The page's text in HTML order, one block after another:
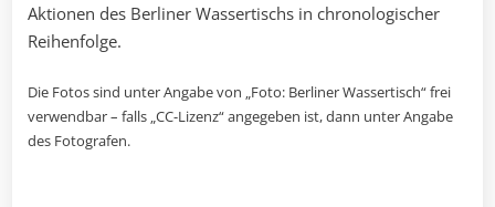
Aktionen des Berliner Wassertischs in chronologischer
Reihenfolge.
Die Fotos sind unter Angabe von „Foto: Berliner Wassertisch“ frei
verwendbar – falls „CC-Lizenz“ angegeben ist, dann unter Angabe
des Fotografen.